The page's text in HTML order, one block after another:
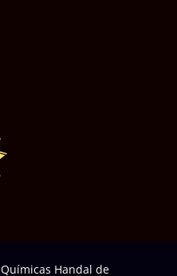
Químicas Handal de